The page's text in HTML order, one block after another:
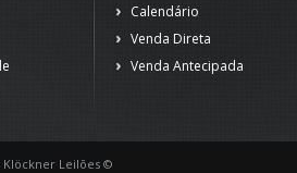
Calendário
Venda Direta
Venda Antecipada
Leilões ©